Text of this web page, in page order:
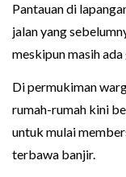
Pantauan di
jalan yang
meskipun masih
Di permukiman
rumah-rumah kini
untuk mulai
terbawa banjir.